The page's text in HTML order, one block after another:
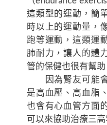
這類型的運動，簡
時以上的運動量，
跑等運動，這類運
肺耐力，讓人的體
管的保健也很有幫助
因為腎友可能會
是高血壓、高血脂
也會有心血管方面
可以來協助治療三高